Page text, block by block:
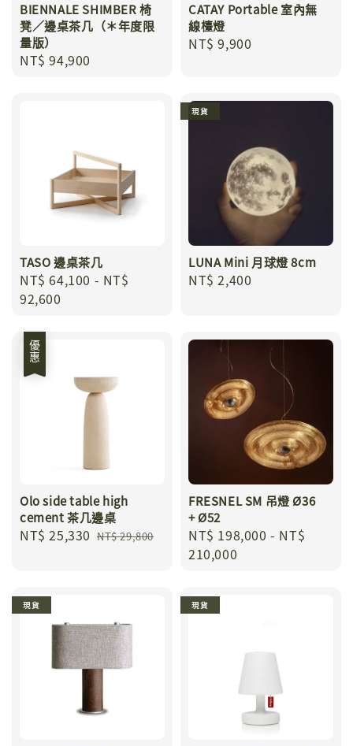
BIENNALE SHIMBER 椅
凳／邊桌茶几（＊年度限
量版）
Regular
NT$ 94,900
CATAY Portable 室內無
線檯燈
Regular
NT$ 9,900
TASO 邊桌茶几
Regular
price
NT$ 64,100 - NT$
92,600
現貨
LUNA Mini 月球燈 8cm
Regular
NT$ 2,400
優惠
Olo side table high
cement 茶几邊桌
Sale
NT$ 25,330 Regular
NT$ 29,800
FRESNEL SM 吊燈 Ø36
+ Ø52
Regular
price
NT$ 198,000 - NT$
210,000
現貨 現貨